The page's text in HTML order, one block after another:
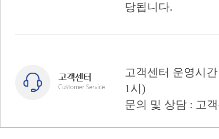
당됩니다.
고객센터 운영시
1시)
문의 및 상담 : 고